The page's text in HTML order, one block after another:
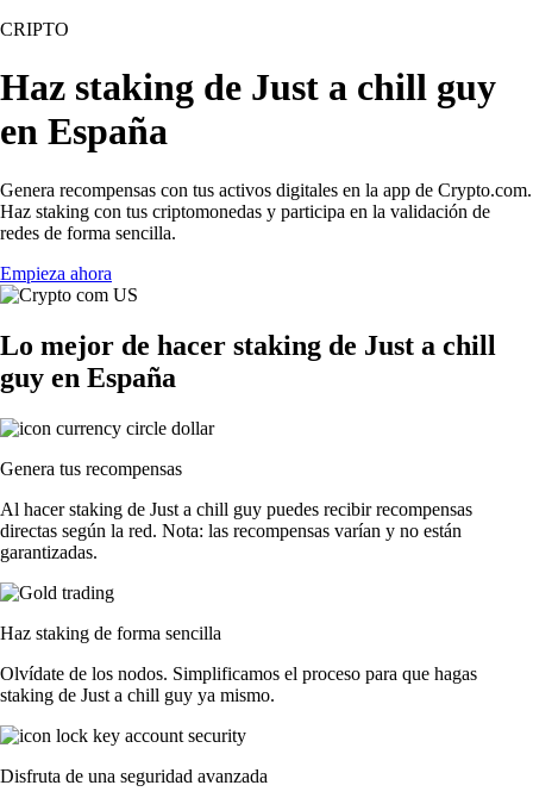
CRIPTO
Haz staking de Just a chill guy
en España
Genera recompensas con tus activos digitales en la app de Crypto.com.
Haz staking con tus criptomonedas y participa en la validación de
redes de forma sencilla.
Empieza ahora
Lo mejor de hacer staking de Just a chill
guy en España
Genera tus recompensas
Al hacer staking de Just a chill guy puedes recibir recompensas
directas según la red. Nota: las recompensas varían y no están
garantizadas.
Haz staking de forma sencilla
Olvídate de los nodos. Simplificamos el proceso para que hagas
staking de Just a chill guy ya mismo.
Disfruta de una seguridad avanzada